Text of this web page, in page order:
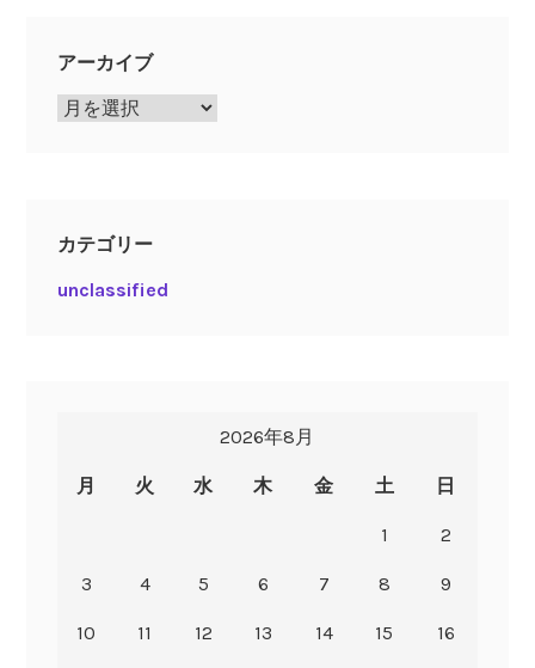
アーカイブ
ア
カテゴリー
unclassified
2026年8月
月 火 水 木 金 土 日
1 2
3 4 5 6 7 8 9
10 11 12 13 14 15 16